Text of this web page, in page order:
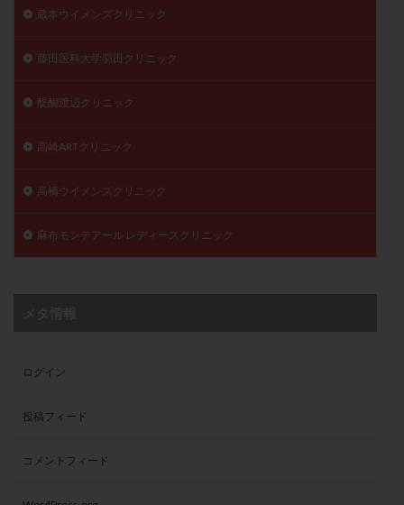
蔵本ウイメンズクリニック
藤田医科大学羽田クリニック
醍醐渡辺クリニック
高崎ARTクリニック
高橋ウイメンズクリニック
麻布モンテアール レディースクリニック
ログイン
投稿フィード
コメントフィード